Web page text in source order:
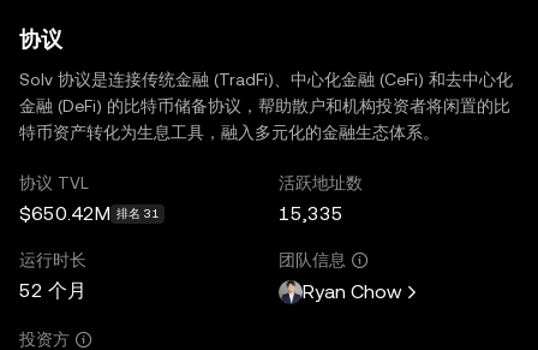
协议
Solv 协议是连接传统金融 (TradFi)、中心化金融 (CeFi) 和去中心化
金融 (DeFi) 的比特币储备协议，帮助散户和机构投资者将闲置的比
特币资产转化为生息工具，融入多元化的金融生态体系。
协议 TVL
$650.42M 排名 31
活跃地址数
15,335
运行时长
52 个月
团队信息
Ryan Chow
投资方